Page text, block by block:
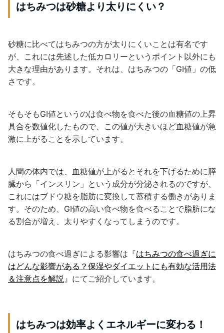
はちみつは砂糖より太りにくい？
砂糖に比べてはちみつの方が太りにくいことは有名です
が、これには先述した低カロリーというポイント以外にも
大きな理由があります。それは、はちみつの「GI値」の低
さです。
そもそもGI値というのは食べ物を食べた後の血糖値の上昇
具合を数値化したもので、この値が大きいほど血糖値が急
激に上がることを示しています。
人間の体内では、血糖値が上がるとそれを下げるために膵
臓から「インスリン」という成分が分泌されるのですが、
これにはブドウ糖を脂肪に変換して蓄積する働きがありま
す。そのため、GI値の高い食べ物を食べることで脂肪にな
る割合が増え、太りやすくなってしまうのです。
はちみつの食べ過ぎによる影響は『はちみつの食べ過ぎに
はどんな影響がある？保湿やダイエットにも有効な活用法
＆注意点を解説』にてご紹介しています。
はちみつは効率よくエネルギーに変わる！